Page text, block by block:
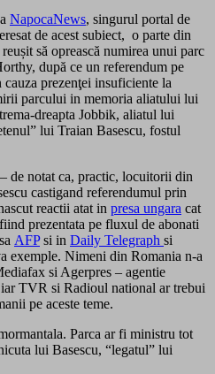
NapocaNews, singurul portal de
de acest subiect, o parte din
să oprească numirea unui parc
după ce un referendum pe
prezenţei insuficiente la
parcului in memoria aliatului lui
dreapta Jobbik, aliatul lui
lui Traian Basescu, fostul
de notat ca, practic, locuitorii din
castigand referendumul prin
reactii atat in presa ungara cat
prezentata pe fluxul de abonati
AFPsi in Daily Telegraph si
exemple. Nimeni din Romania n-a
si Agerpres – agentie
TVR si Radioul national ar trebui
pe aceste teme.
Parca ar fi ministru tot
lui Basescu, “legatul” lui